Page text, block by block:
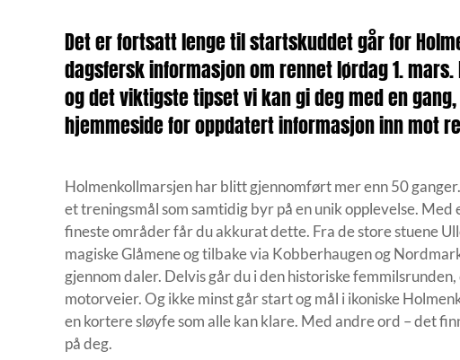
Det er fortsatt lenge til startskuddet går for
dagsfersk informasjon om rennet lørdag 1.
og det viktigste tipset vi kan gi deg med en
hjemmeside for oppdatert informasjon inn mot
Holmenkollmarsjen har blitt gjennomført mer enn 50
et treningsmål som samtidig byr på en unik opplevelse.
fineste områder får du akkurat dette. Fra de store stuene
magiske Glåmene og tilbake via Kobberhaugen og
gjennom daler. Delvis går du i den historiske
motorveier. Og ikke minst går start og mål i ikoniske
en kortere sløyfe som alle kan klare. Med andre ord – det
på deg.